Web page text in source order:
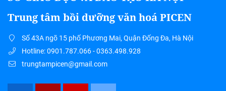
Trung tâm bồi dưỡng văn hoá PICEN
Số 43A ngõ 15 phố Phương Mai, Quận Đống Đa, Hà Nội
Hotline: 0901.787.066 - 0363.498.928
trungtampicen@gmail.com